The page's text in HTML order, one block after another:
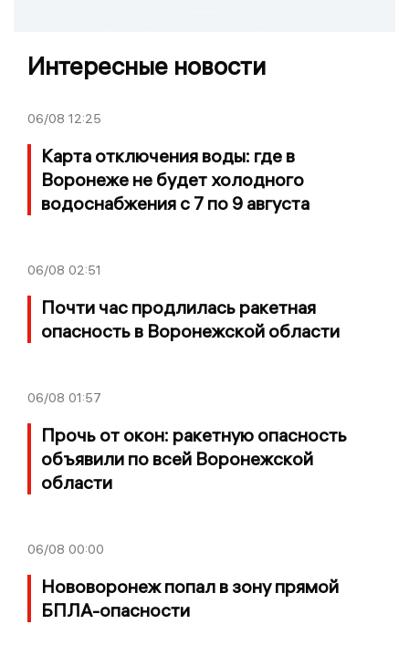
Интересные новости
06/08 12:25
Карта отключения воды: где в
Воронеже не будет холодного
водоснабжения с 7 по 9 августа
06/08 02:51
Почти час продлилась ракетная
опасность в Воронежской области
06/08 01:57
Прочь от окон: ракетную опасность
объявили по всей Воронежской
области
06/08 00:00
Нововоронеж попал в зону прямой
БПЛА-опасности